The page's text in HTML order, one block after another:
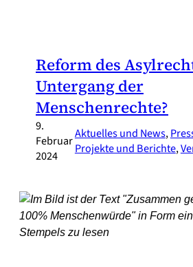
Reform des
Untergang der
Menschenrechte?
9.
Februar
2024
Aktuelles und News,
Projekte und Berichte,